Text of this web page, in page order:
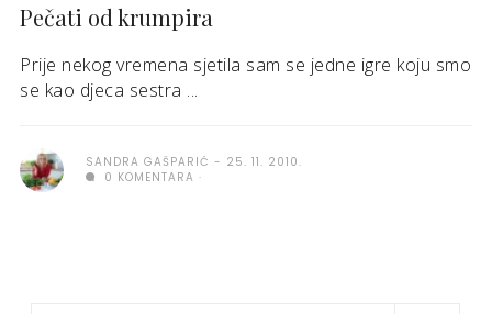
Pečati od krumpira
Prije nekog vremena sjetila sam se jedne igre koju smo
se kao djeca sestra ...
SANDRA GAŠPARIĆ
25. 11. 2010.
0 KOMENTARA